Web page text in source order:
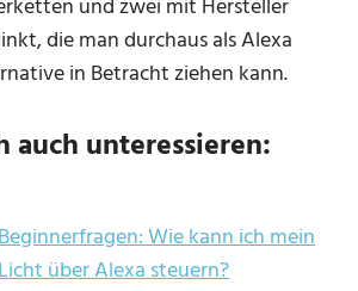
und zwei mit Hersteller
die man durchaus als Alexa
in Betracht ziehen kann.
auch unteressieren:
Wie kann ich mein
über Alexa steuern?